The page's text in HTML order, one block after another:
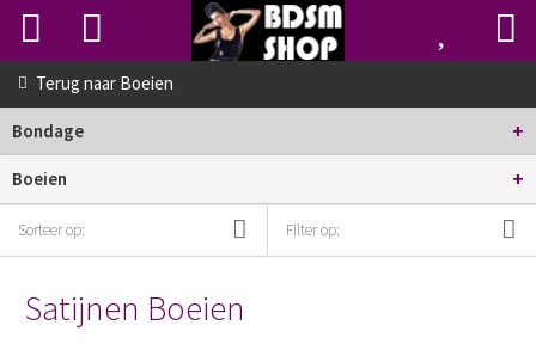
Terug naar Boeien
Bondage +
Boeien +
Sorteer op: Filter op:
Satijnen Boeien